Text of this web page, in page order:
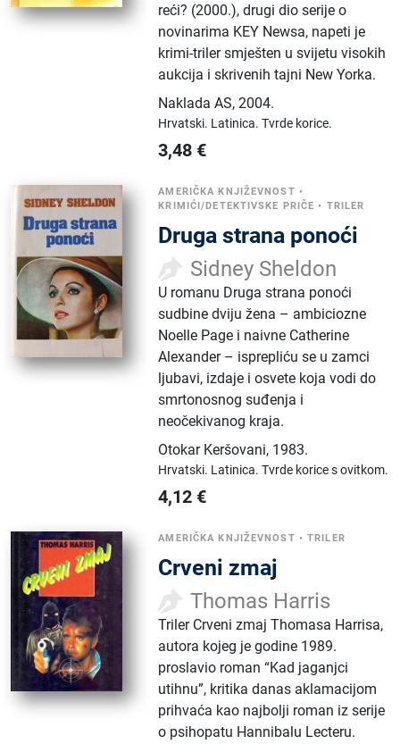
reći? (2000.), drugi dio serije o
novinarima KEY Newsa, napeti je
krimi-triler smješten u svijetu visokih
aukcija i skrivenih tajni New Yorka.
Naklada AS,2004.
Hrvatski. Latinica.Tvrde korice.
3,48 €
AMERIČKA KNJIŽEVNOST •
KRIMIĆI/DETEKTIVSKE PRIČE • TRILER
Druga strana ponoći
Sidney Sheldon
U romanu Druga strana ponoći
sudbine dviju žena – ambiciozne
Noelle Page i naivne Catherine
Alexander – isprepliću se u zamci
ljubavi, izdaje i osvete koja vodi do
smrtonosnog suđenja i
neočekivanog kraja.
Otokar Keršovani, 1983.
Hrvatski. Latinica.Tvrde korice s ovitkom.
4,12 €
AMERIČKA KNJIŽEVNOST •TRILER
Crveni zmaj
Thomas Harris
Triler Crveni zmaj Thomasa Harrisa,
autora kojeg je godine 1989.
proslavio roman “Kad jaganjci
utihnu”, kritika danas aklamacijom
prihvaća kao najbolji roman iz serije
o psihopatu Hannibalu Lecteru.